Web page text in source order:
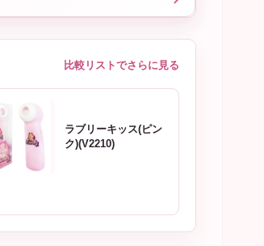
比較リストでさらに見る
ラブリーキッス(ピン
ク)(V2210)